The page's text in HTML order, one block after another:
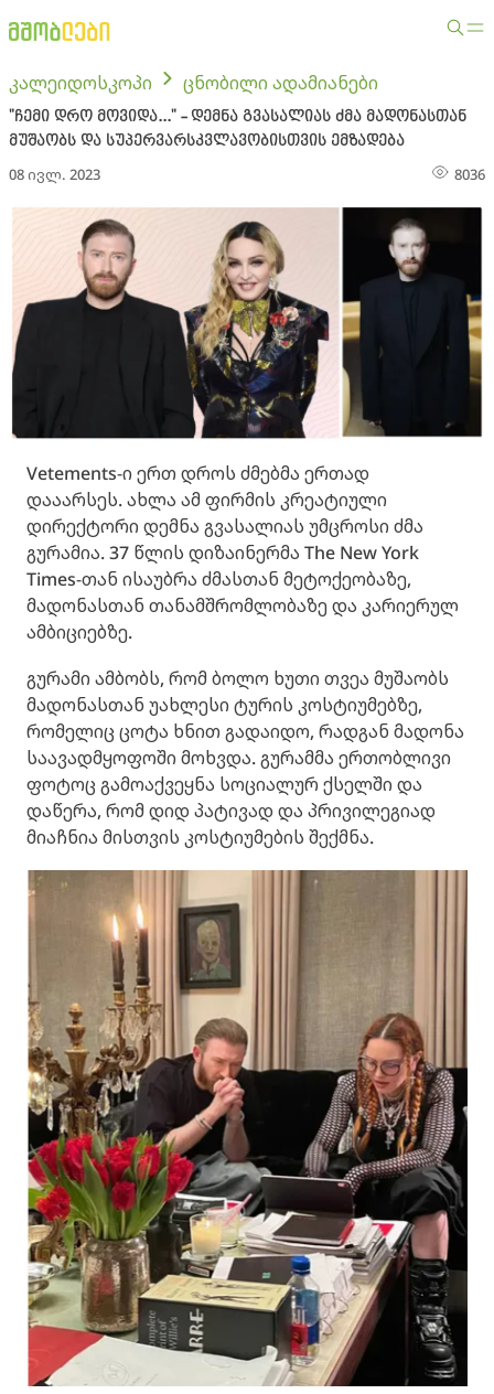
კალეიდოსკოპი ცნობილი ადამიანები
"ჩემი დრო მოვიდა..." - დემნა გვასალიას ძმა მადონასთან
მუშაობს და სუპერვარსკვლავობისთვის ემზადება
08 ივლ. 2023 8036
Vetements-ი ერთ დროს ძმებმა ერთად
დააარსეს. ახლა ამ ფირმის კრეატიული
დირექტორი დემნა გვასალიას უმცროსი ძმა
გურამია. 37 წლის დიზაინერმა The New York
Times-თან ისაუბრა ძმასთან მეტოქეობაზე,
მადონასთან თანამშრომლობაზე და კარიერულ
ამბიციებზე.
გურამი ამბობს, რომ ბოლო ხუთი თვეა მუშაობს
მადონასთან უახლესი ტურის კოსტიუმებზე,
რომელიც ცოტა ხნით გადაიდო, რადგან მადონა
საავადმყოფოში მოხვდა. გურამმა ერთობლივი
ფოტოც გამოაქვეყნა სოციალურ ქსელში და
დაწერა, რომ დიდ პატივად და პრივილეგიად
მიაჩნია მისთვის კოსტიუმების შექმნა.